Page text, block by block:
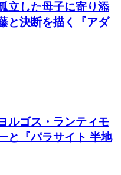
立した母子に寄り添
と決断を描く『アダ
ルゴス・ランティモ
と『パラサイト 半地